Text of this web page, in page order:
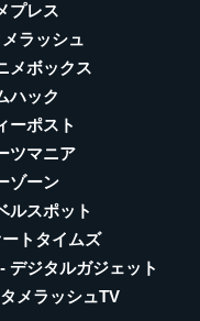
プレス
ラッシュ
メボックス
ハック
ーポスト
ツマニア
ゾーン
ルスポット
トタイムズ
デジタルガジェット
メラッシュTV